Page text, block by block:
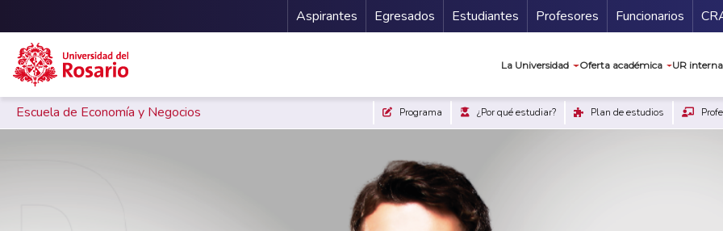
Menu Secundario
Aspirantes Egresados Estudiantes Profesores Funcionarios
La Universidad Oferta académica UR
Escuela de Economía y Negocios Programa ¿Por qué estudiar? Plan de estudios